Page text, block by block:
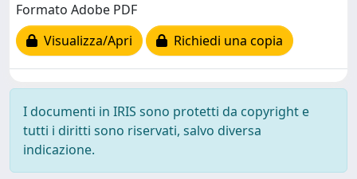
Formato Adobe PDF
Visualizza/Apri
Richiedi una copia
I documenti in IRIS sono protetti da copyright e
tutti i diritti sono riservati, salvo diversa
indicazione.